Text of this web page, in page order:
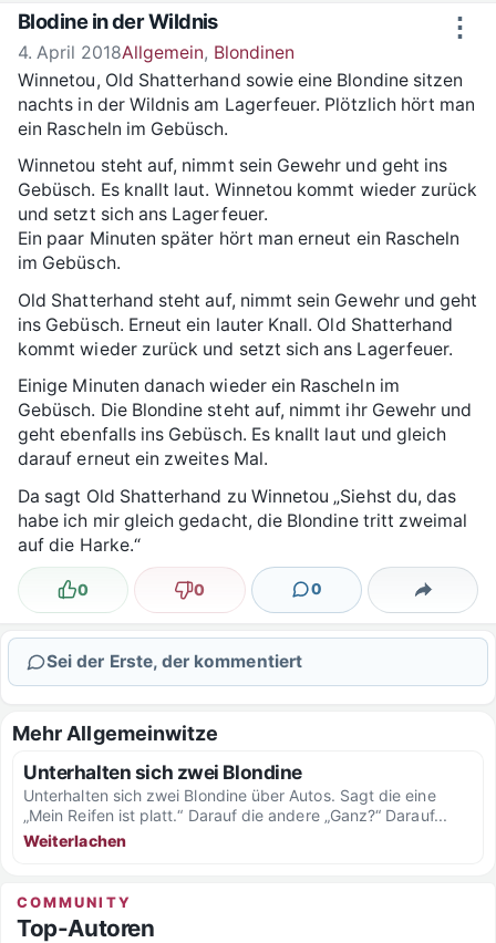
Zum Inhalt springen ⋮
Blodine in der Wildnis
4. April 2018Allgemein, Blondinen
Winnetou, Old Shatterhand sowie eine Blondine sitzen
nachts in der Wildnis am Lagerfeuer. Plötzlich hört man
ein Rascheln im Gebüsch.
Winnetou steht auf, nimmt sein Gewehr und geht ins
Gebüsch. Es knallt laut. Winnetou kommt wieder zurück
und setzt sich ans Lagerfeuer.
Ein paar Minuten später hört man erneut ein Rascheln
im Gebüsch.
Old Shatterhand steht auf, nimmt sein Gewehr und geht
ins Gebüsch. Erneut ein lauter Knall. Old Shatterhand
kommt wieder zurück und setzt sich ans Lagerfeuer.
Einige Minuten danach wieder ein Rascheln im
Gebüsch. Die Blondine steht auf, nimmt ihr Gewehr und
geht ebenfalls ins Gebüsch. Es knallt laut und gleich
darauf erneut ein zweites Mal.
Da sagt Old Shatterhand zu Winnetou „Siehst du, das
habe ich mir gleich gedacht, die Blondine tritt zweimal
auf die Harke.“
Lustig
0 Nicht lustig
0 0
Kommentare Teilen
Sei der Erste, der kommentiert
Mehr Allgemeinwitze
Unterhalten sich zwei Blondine
Unterhalten sich zwei Blondine über Autos. Sagt die eine
„Mein Reifen ist platt.“ Darauf die andere „Ganz?“ Darauf...
Weiterlachen
COMMUNITY
Top-Autoren